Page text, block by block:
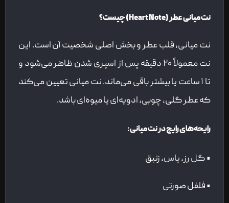
نت میانی عطر (Heart Note) چیست؟
نت میانی، قلب عطر و بخش اصلی شخصیت آن است. این
نت معمولاً ۲۰ دقیقه پس از اسپری شدن ظاهر می‌شود و
تا ۱ ساعت یا بیشتر باقی می‌ماند. نت میانی تعیین می‌کند
که عطر گلی، چوبی، ادویه‌ای یا میوه‌ای باشد.
رایحه‌های رایج در نت میانی:
• گل رز، یاس، زنبق
• فلفل صورتی